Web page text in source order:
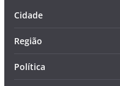
Cidade
Região
Política